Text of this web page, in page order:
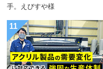
手。えびすや様
11